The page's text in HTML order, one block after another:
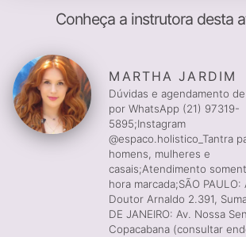
Conheça a instrutora desta
MARTHA JARDIM
Dúvidas e agendamento
por WhatsApp (21) 97319-
5895;Instagram
@espaco.holistico_Tantra
homens, mulheres e
casais;Atendimento
hora marcada;SÃO PAULO:
Doutor Arnaldo 2.391,
DE JANEIRO: Av. Nossa
Copacabana (consultar